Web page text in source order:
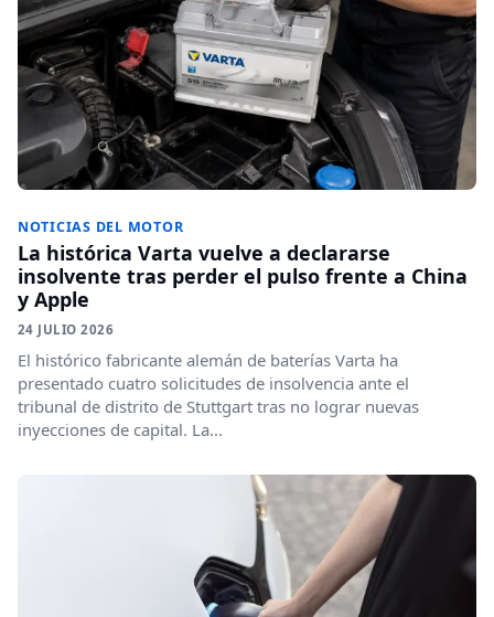
NOTICIAS DEL MOTOR
La histórica Varta vuelve a declararse
insolvente tras perder el pulso frente a China
y Apple
24 JULIO 2026
El histórico fabricante alemán de baterías Varta ha
presentado cuatro solicitudes de insolvencia ante el
tribunal de distrito de Stuttgart tras no lograr nuevas
inyecciones de capital. La...